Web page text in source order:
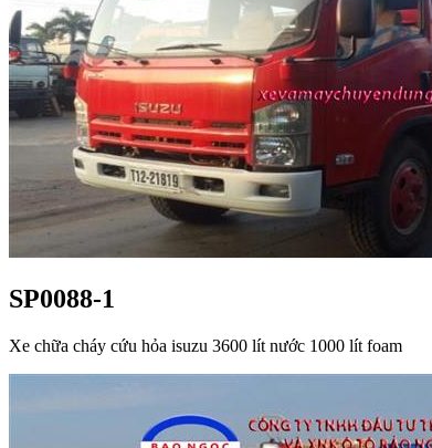
SP0088-1
Xe chữa cháy cứu hỏa isuzu 3600 lít nước 1000 lít foam